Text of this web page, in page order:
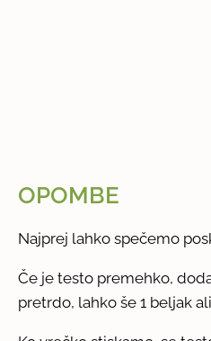
OPOMBE
Najprej lahko spečemo
Če je testo premehko,
pretrdo, lahko še 1 beljak